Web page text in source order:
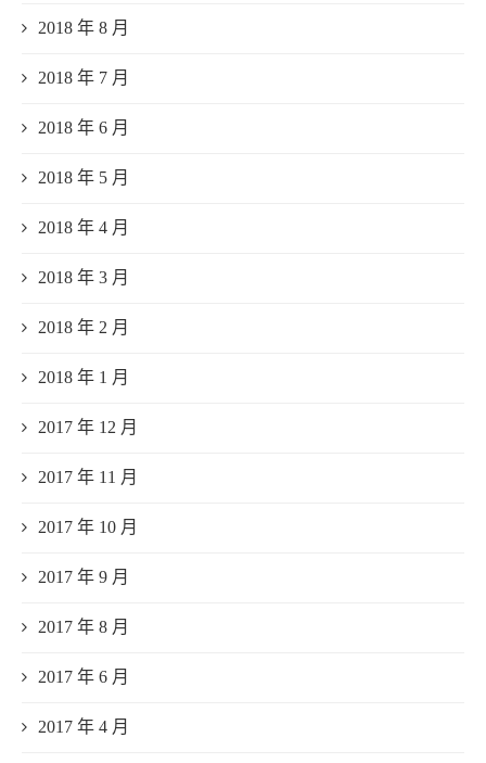
2018 年 8 月
2018 年 7 月
2018 年 6 月
2018 年 5 月
2018 年 4 月
2018 年 3 月
2018 年 2 月
2018 年 1 月
2017 年 12 月
2017 年 11 月
2017 年 10 月
2017 年 9 月
2017 年 8 月
2017 年 6 月
2017 年 4 月